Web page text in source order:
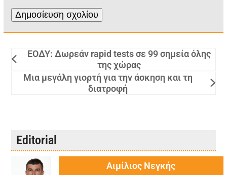
ΕΟΔΥ: Δωρεάν rapid tests σε 99 σημεία όλης
της χώρας
Μια μεγάλη γιορτή για την άσκηση και τη
διατροφή
Editorial
Αιμίλιος Νεγκής